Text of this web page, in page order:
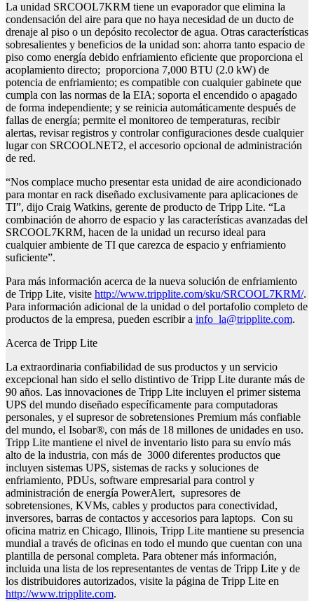
La unidad SRCOOL7KRM tiene un evaporador que elimina la
condensación del aire para que no haya necesidad de un ducto de
drenaje al piso o un depósito recolector de agua. Otras características
sobresalientes y beneficios de la unidad son: ahorra tanto espacio de
piso como energía debido enfriamiento eficiente que proporciona el
acoplamiento directo; proporciona 7,000 BTU (2.0 kW) de
potencia de enfriamiento; es compatible con cualquier gabinete que
cumpla con las normas de la EIA; soporta el encendido o apagado
de forma independiente; y se reinicia automáticamente después de
fallas de energía; permite el monitoreo de temperaturas, recibir
alertas, revisar registros y controlar configuraciones desde cualquier
lugar con SRCOOLNET2, el accesorio opcional de administración
de red.
“Nos complace mucho presentar esta unidad de aire acondicionado
para montar en rack diseñado exclusivamente para aplicaciones de
TI”, dijo Craig Watkins, gerente de producto de Tripp Lite. “La
combinación de ahorro de espacio y las características avanzadas del
SRCOOL7KRM, hacen de la unidad un recurso ideal para
cualquier ambiente de TI que carezca de espacio y enfriamiento
suficiente”.
Para más información acerca de la nueva solución de enfriamiento
de Tripp Lite, visite http://www.tripplite.com/sku/SRCOOL7KRM/.
Para información adicional de la unidad o del portafolio completo de
productos de la empresa, pueden escribir a info_la@tripplite.com.
Acerca de Tripp Lite
La extraordinaria confiabilidad de sus productos y un servicio
excepcional han sido el sello distintivo de Tripp Lite durante más de
90 años. Las innovaciones de Tripp Lite incluyen el primer sistema
UPS del mundo diseñado específicamente para computadoras
personales, y el supresor de sobretensiones Premium más confiable
del mundo, el Isobar®, con más de 18 millones de unidades en uso.
Tripp Lite mantiene el nivel de inventario listo para su envío más
alto de la industria, con más de 3000 diferentes productos que
incluyen sistemas UPS, sistemas de racks y soluciones de
enfriamiento, PDUs, software empresarial para control y
administración de energía PowerAlert, supresores de
sobretensiones, KVMs, cables y productos para conectividad,
inversores, barras de contactos y accesorios para laptops. Con su
oficina matriz en Chicago, Illinois, Tripp Lite mantiene su presencia
mundial a través de oficinas en todo el mundo que cuentan con una
plantilla de personal completa. Para obtener más información,
incluida una lista de los representantes de ventas de Tripp Lite y de
los distribuidores autorizados, visite la página de Tripp Lite en
http://www.tripplite.com.